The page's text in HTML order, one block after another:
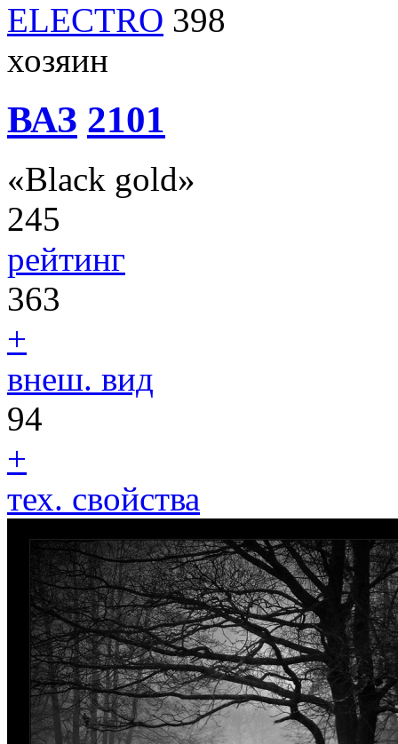
ELECTRO 398
хозяин
ВАЗ 2101
«Black gold»
245
рейтинг
363
+
внеш. вид
94
+
тех. свойства